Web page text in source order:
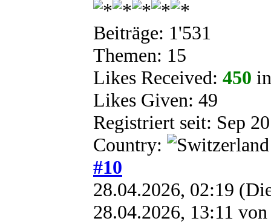
Beiträge: 1'531
Themen: 15
Likes Received: 450
Likes Given: 49
Registriert seit: Sep
Country:
#10
28.04.2026, 02:19
28.04.2026, 13:11